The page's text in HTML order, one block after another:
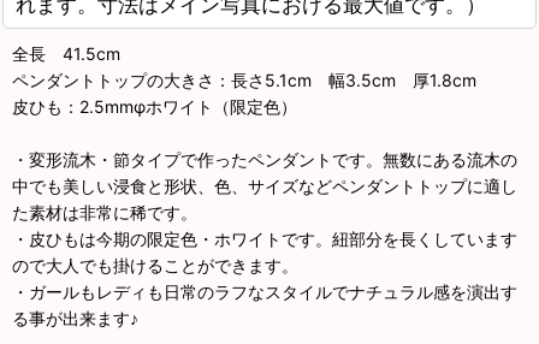
全長 41.5cm
ペンダントトップの大きさ：長さ5.1cm 幅3.5cm 厚1.8cm
皮ひも：2.5mmφホワイト（限定色）
・変形流木・節タイプで作ったペンダントです。無数にある流木の
中でも美しい浸食と形状、色、サイズなどペンダントトップに適し
た素材は非常に稀です。
・皮ひもは今期の限定色・ホワイトです。紐部分を長くしています
ので大人でも掛けることができます。
・ガールもレディも日常のラフなスタイルでナチュラル感を演出す
る事が出来ます♪